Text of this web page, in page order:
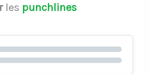
les punchlines